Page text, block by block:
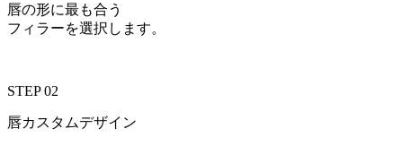
唇の形に最も合う
フィラーを選択します。
STEP 02
唇カスタムデザイン